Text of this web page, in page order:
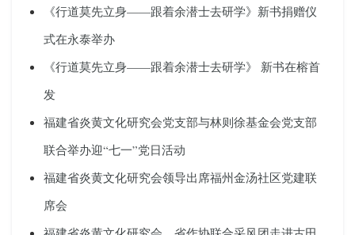
《行道莫先立身——跟着余潜士去研学》新书捐赠仪
式在永泰举办
《行道莫先立身——跟着余潜士去研学》 新书在榕首
发
福建省炎黄文化研究会党支部与林则徐基金会党支部
联合举办迎“七一”党日活动
福建省炎黄文化研究会领导出席福州金汤社区党建联
席会